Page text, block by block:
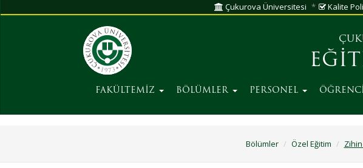
Çukurova Üniversitesi Kalite
FAKÜLTEMİZ BÖLÜMLER PERSONEL
Bölümler Özel Eğitim